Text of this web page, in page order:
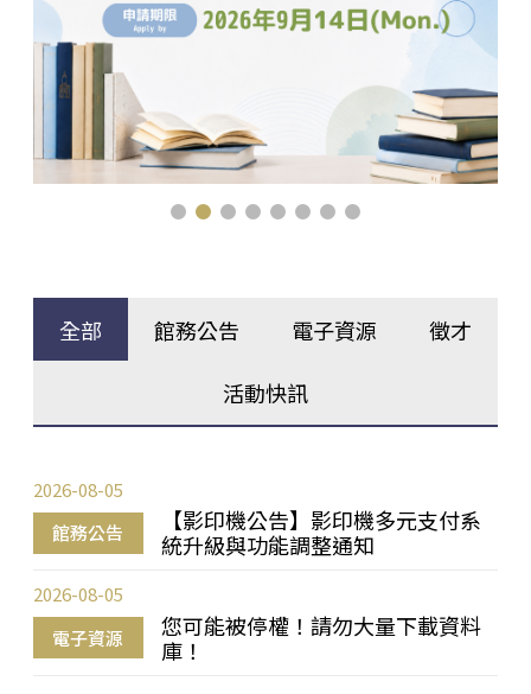
全部 館務公告 電子資源 徵才
活動快訊
館務公告
【影印機公告】影印機多元支付系
統升級與功能調整通知
2026-08-05
電子資源
您可能被停權！請勿大量下載資料
庫！
2026-08-05